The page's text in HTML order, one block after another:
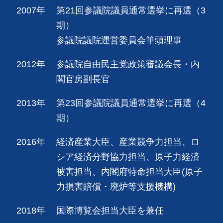
2007年
第21回参議院議員通常選挙に再選（3
期）
参議院議院運営委員会筆頭理事
2012年
参議院自由民主党政策審議会長・内
閣官房副長官
2013年
第23回参議院議員通常選挙に再選（4
期）
2016年
経済産業大臣、産業競争力担当、ロ
シア経済分野協力担当、原子力経済
被害担当、内閣府特命担当大臣(原子
力損害賠償・廃炉等支援機構)
2018年 国際博覧会担当大臣を兼任